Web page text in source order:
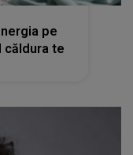
pe
căldura te